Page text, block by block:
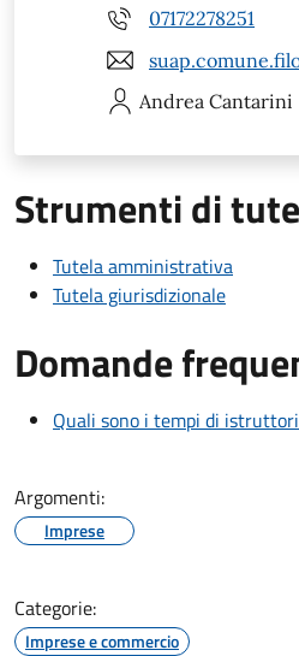
07172278251
Andrea Cantarini
Strumenti di
Tutela amministrativa
Tutela giurisdizionale
Domande
Quali sono i tempi di
Argomenti:
Imprese
Categorie:
Imprese e commercio